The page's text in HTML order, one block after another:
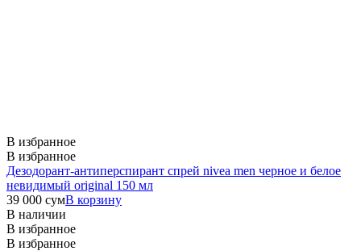
В избранное
В избранное
Дезодорант-антиперспирант спрей nivea men черное и белое
невидимый original 150 мл
39 000 сумВ корзину
В наличии
В избранное
В избранное